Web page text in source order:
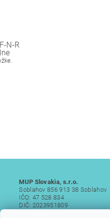
N-R
MUP Slovakia, s.r.o.
Soblahov 856 913 38 Soblahov
IČO: 47 528 834
DIČ: 2023951809